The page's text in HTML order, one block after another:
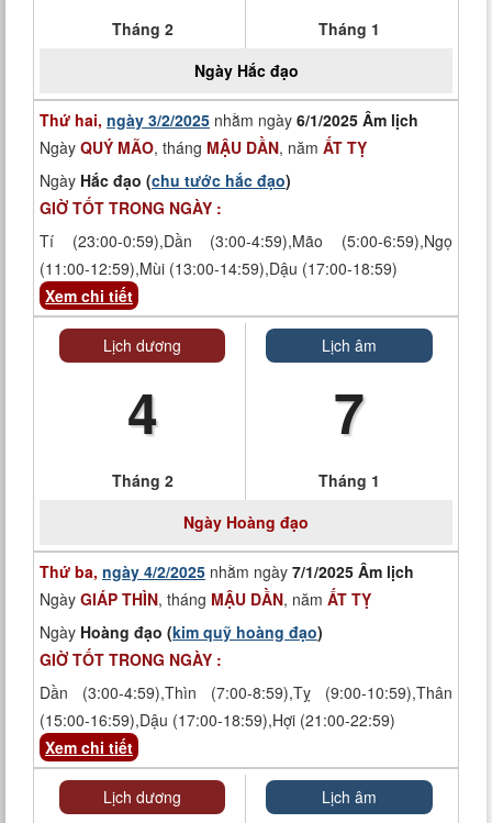
Tháng 2
Tháng 1
Ngày Hắc đạo
Thứ hai, ngày 3/2/2025 nhằm ngày 6/1/2025 Âm lịch
Ngày QUÝ MÃO, tháng MẬU DẦN, năm ẤT TỴ
Ngày Hắc đạo (chu tước hắc đạo)
GIỜ TỐT TRONG NGÀY :
Tí (23:00-0:59),Dần (3:00-4:59),Mão (5:00-6:59),Ngọ
(11:00-12:59),Mùi (13:00-14:59),Dậu (17:00-18:59)
Xem chi tiết
Lịch dương
4
Tháng 2
Lịch âm
7
Tháng 1
Ngày Hoàng đạo
Thứ ba, ngày 4/2/2025 nhằm ngày 7/1/2025 Âm lịch
Ngày GIÁP THÌN, tháng MẬU DẦN, năm ẤT TỴ
Ngày Hoàng đạo (kim quỹ hoàng đạo)
GIỜ TỐT TRONG NGÀY :
Dần (3:00-4:59),Thìn (7:00-8:59),Tỵ (9:00-10:59),Thân
(15:00-16:59),Dậu (17:00-18:59),Hợi (21:00-22:59)
Xem chi tiết
Lịch dương Lịch âm